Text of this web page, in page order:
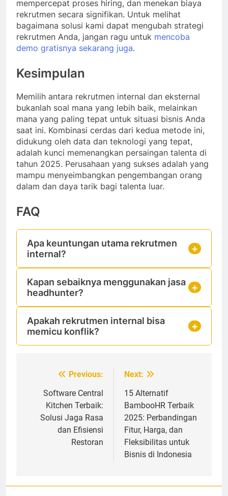
mempercepat proses hiring, dan menekan biaya
rekrutmen secara signifikan. Untuk melihat
bagaimana solusi kami dapat mengubah strategi
rekrutmen Anda, jangan ragu untuk mencoba
demo gratisnya sekarang juga.
Kesimpulan
Memilih antara rekrutmen internal dan eksternal
bukanlah soal mana yang lebih baik, melainkan
mana yang paling tepat untuk situasi bisnis Anda
saat ini. Kombinasi cerdas dari kedua metode ini,
didukung oleh data dan teknologi yang tepat,
adalah kunci memenangkan persaingan talenta di
tahun 2025. Perusahaan yang sukses adalah yang
mampu menyeimbangkan pengembangan orang
dalam dan daya tarik bagi talenta luar.
FAQ
Apa keuntungan utama rekrutmen
internal?
Kapan sebaiknya menggunakan jasa
headhunter?
Apakah rekrutmen internal bisa
memicu konflik?
Previous:
Software Central
Kitchen Terbaik:
Solusi Jaga Rasa
dan Efisiensi
Restoran
Next:
15 Alternatif
BambooHR Terbaik
2025: Perbandingan
Fitur, Harga, dan
Fleksibilitas untuk
Bisnis di Indonesia